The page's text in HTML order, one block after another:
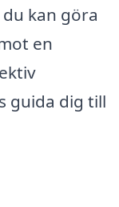
kan göra
en
guida dig till